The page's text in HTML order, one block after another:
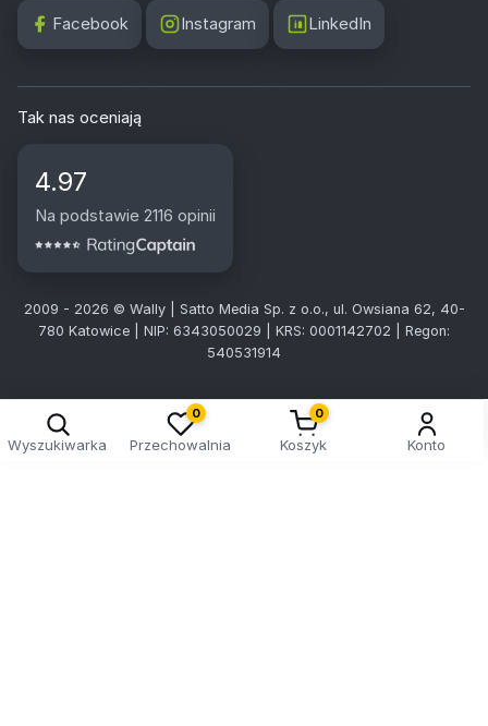
Facebook Instagram LinkedIn
Tak nas oceniają
4.97
Na podstawie 2116 opinii
2009 - 2026 © Wally | Satto Media Sp. z o.o., ul. Owsiana 62, 40-
780 Katowice | NIP: 6343050029 | KRS: 0001142702 | Regon:
540531914
Wyszukiwarka
0
Przechowalnia
0
Koszyk Konto